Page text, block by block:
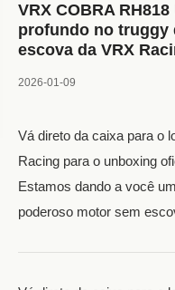
VRX COBRA
profundo no truggy
escova da VRX
2026-01-09
Vá direto da caixa para o
Racing para o unboxing
Estamos dando a você
poderoso motor sem